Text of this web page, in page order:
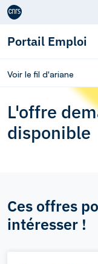
Aller au contenu
Portail Emploi
Voir le fil d'ariane
L'offre
disponible
Ces offres
intéresser !